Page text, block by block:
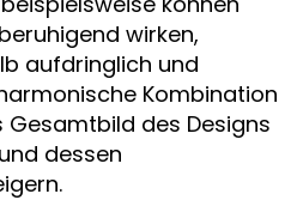
wirken,
aufdringlich und
Kombination
Gesamtbild des Designs
dessen